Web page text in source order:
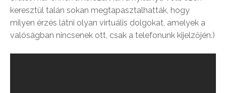
keresztül talán sokan megtapasztalhatták, hogy
milyen érzés látni olyan virtuális dolgokat, amelyek a
valóságban nincsenek ott, csak a telefonunk kijelzőjén.)